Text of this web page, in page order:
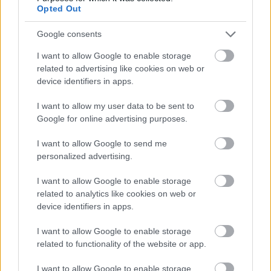
Opted Out
Google consents
I want to allow Google to enable storage
related to advertising like cookies on web or
device identifiers in apps.
I want to allow my user data to be sent to
Google for online advertising purposes.
I want to allow Google to send me
personalized advertising.
I want to allow Google to enable storage
related to analytics like cookies on web or
device identifiers in apps.
I want to allow Google to enable storage
related to functionality of the website or app.
I want to allow Google to enable storage
dühösebb, határozottabb. Fáradtabb is, de nem megtört.
de még mindig van benne tartás. Még mindig hisz abban,
hogy van határ bosszú és igazság között. D'Onofrio
közben továbbra is úgy játssza Fisket, mint egy elegáns
ragályt, egy fertőzést, ami senkit és semmit sem kímél.
Nem kell harsánynak lennie. Sőt attól félelmetes, hogy
mennyire nyugodt. Hogy mindenki tudja, meddig ér a
Egyikük sem egyszerűen le akarja győzni a másikat,
hanem bizonyítani akarja, hogy neki van igaza a várossal
és annak rendjével kapcsolatban.